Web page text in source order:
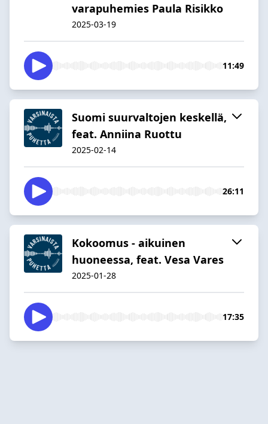
varapuhemies Paula Risikko
2025-03-19
11:49
Suomi suurvaltojen keskellä,
feat. Anniina Ruottu
2025-02-14
26:11
Kokoomus - aikuinen
huoneessa, feat. Vesa Vares
2025-01-28
17:35